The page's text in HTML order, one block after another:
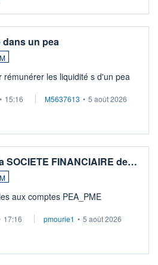
un pea
les liquidité s d'un pea
• 15:16 M5637613 • 5 août 2026
SOCIETE FINANCIAIRE de…
accesibles aux comptes PEA_PME
17:16 pmourie1 • 5 août 2026